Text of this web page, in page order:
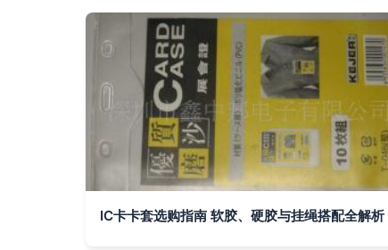
IC卡卡套选购指南 软胶、硬胶与挂绳搭配全解析